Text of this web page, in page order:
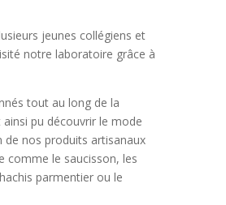
jeunes collégiens et
notre laboratoire grâce à
tout au long de la
pu découvrir le mode
de nos produits artisanaux
comme le saucisson, les
parmentier ou le